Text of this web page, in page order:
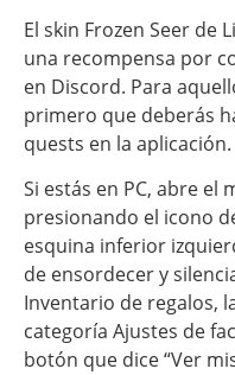
El skin Frozen Seer de
una recompensa por
en Discord. Para
primero que deberás
quests en la aplicación.
Si estás en PC, abre el
presionando el icono
esquina inferior
de ensordecer y
Inventario de regalos,
categoría Ajustes de
botón que dice “Ver